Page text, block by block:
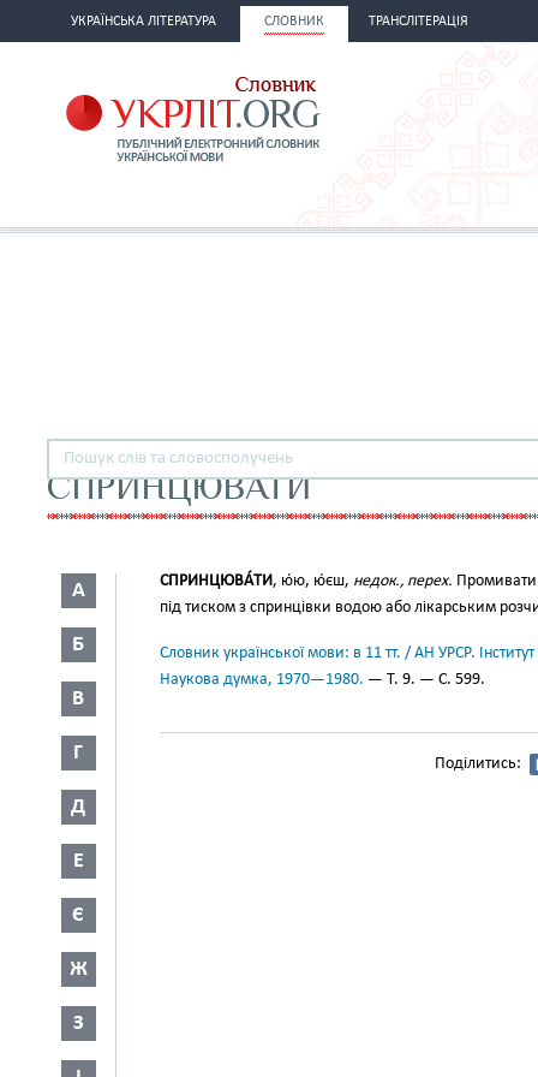
УКРАЇНСЬКА ЛІТЕРАТУРА СЛОВНИК ТРАНСЛІТЕРАЦІЯ
СПРИНЦЮВАТИ
А
Б
В
Г
Д
Е
Є
Ж
З
СПРИНЦЮВА́ТИ, ю́ю, ю́єш, недок., перех. Промивати
під тиском з спринцівки водою або лікарським
Словник української мови: в 11 тт. / АН УРСР.
Наукова думка, 1970—1980. — Т. 9. — С. 599.
Поділитись: